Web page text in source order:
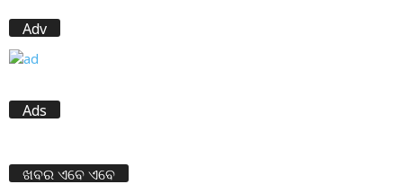
Adv
Ads
ଖବର ଏବେ ଏବେ